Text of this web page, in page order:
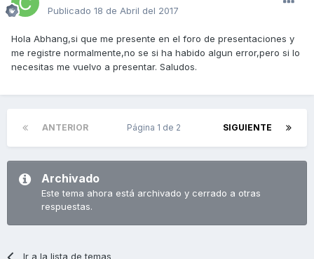
Publicado 18 de Abril del 2017
Hola Abhang,si que me presente en el foro de presentaciones y
me registre normalmente,no se si ha habido algun error,pero si lo
necesitas me vuelvo a presentar. Saludos.
ANTERIOR SIGUIENTE
Página 1 de 2
Archivado
Este tema ahora está archivado y cerrado a otras
respuestas.
Ir a la lista de temas